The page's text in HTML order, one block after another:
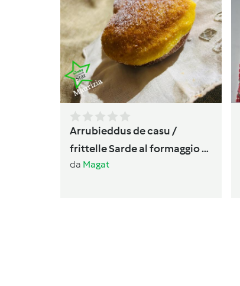
Arrubieddus de casu /
frittelle Sarde al formaggio di
carnevale
da Magat